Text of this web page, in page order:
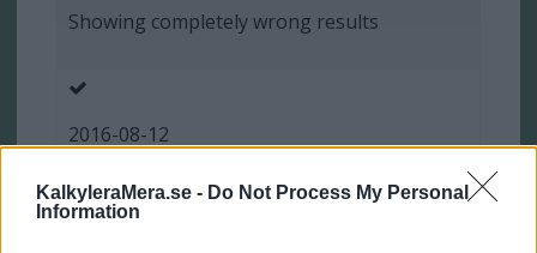
KalkyleraMera.se - Do Not Process My Personal
Information
Showing completely wrong results
2016-08-12
Konverteraren